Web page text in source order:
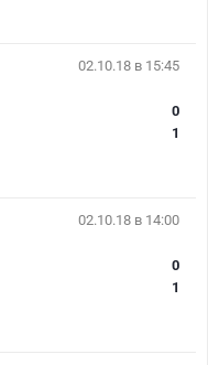
02.10.18 в 15:45
0
1
02.10.18 в 14:00
0
1